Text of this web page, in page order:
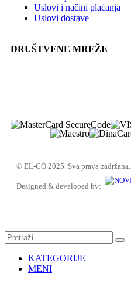
Uslovi i načini plaćanja
Uslovi dostave
DRUŠTVENE MREŽE
© EL-CO 2025. Sva prava zadržana.
Designed & developed by:
KATEGORIJE
MENI